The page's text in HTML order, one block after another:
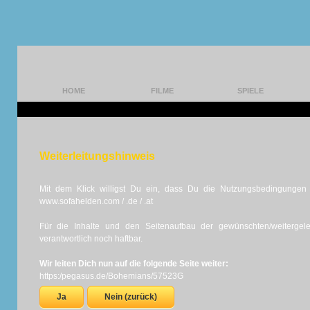
HOME FILME SPIELE
Weiterleitungshinweis
Mit dem Klick willigst Du ein, dass Du die
www.sofahelden.com / .de / .at
Für die Inhalte und den Seitenaufbau der gewünschten/
verantwortlich noch haftbar.
Wir leiten Dich nun auf die folgende Seite weiter:
https:/pegasus.de/Bohemians/57523G
Ja Nein (zurück)